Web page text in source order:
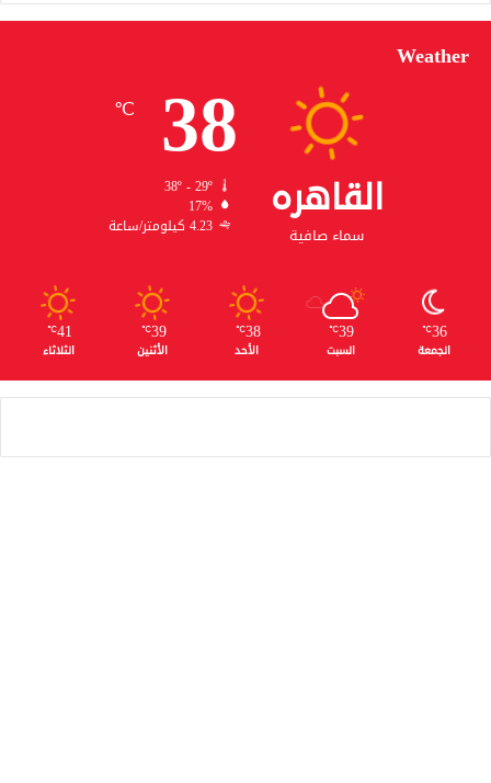
Weather
القاهره
سماء صافية
38
℃
38º - 29º
17%
4.23 كيلومتر/ساعة
36
℃
الجمعة
39
℃
السبت
38
℃
الأحد
39
℃
الأثنين
41
℃
الثلاثاء